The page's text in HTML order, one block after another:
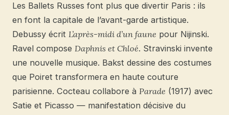
Les Ballets Russes font plus que divertir Paris : ils
en font la capitale de l’avant-garde artistique.
Debussy écrit L’après-midi d’un faune pour Nijinski.
Ravel compose Daphnis et Chloé. Stravinski invente
une nouvelle musique. Bakst dessine des costumes
que Poiret transformera en haute couture
parisienne. Cocteau collabore à Parade (1917) avec
Satie et Picasso — manifestation décisive du